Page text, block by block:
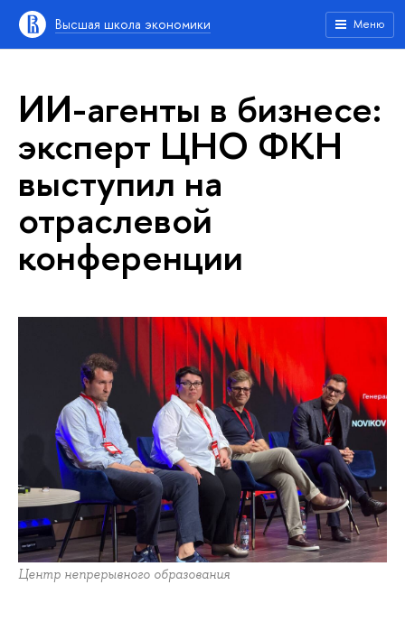
Высшая школа экономики Меню
ИИ-агенты в бизнесе:
эксперт ЦНО ФКН
выступил на
отраслевой
конференции
Центр непрерывного образования